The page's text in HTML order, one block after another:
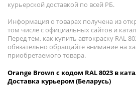
курьерской доставкой по всей РБ.
Информация о товарах получена из
том числе с официальных сайтов и
Перед тем, как купить автокраску RAL
обязательно обращайте внимание на
приобретаемого товара.
Orange Brown с кодом RAL 8023 в
Доставка курьером (Беларусь)